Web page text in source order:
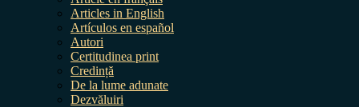
Articles in English
Artículos en español
Autori
Certitudinea print
Credință
De la lume adunate
Dezvăluiri